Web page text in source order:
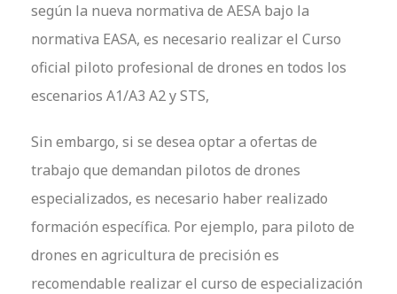
según la nueva normativa de AESA bajo la
normativa EASA, es necesario realizar el Curso
oficial piloto profesional de drones en todos los
escenarios A1/A3 A2 y STS,
Sin embargo, si se desea optar a ofertas de
trabajo que demandan pilotos de drones
especializados, es necesario haber realizado
formación específica. Por ejemplo, para piloto de
drones en agricultura de precisión es
recomendable realizar el curso de especialización